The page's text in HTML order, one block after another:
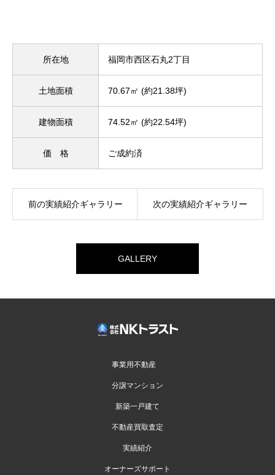
所在地 福岡市西区石丸2丁目
土地面積 70.67㎡ (約21.38坪)
建物面積 74.52㎡ (約22.54坪)
価 格 ご成約済
前の実績紹介ギャラリー 次の実績紹介ギャラリー
GALLERY
事業用不動産
分譲マンション
新築一戸建て
不動産買取査定
実績紹介
オーナーズサポート